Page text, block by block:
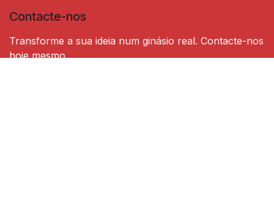
Contacte-nos
Transforme a sua ideia num ginásio real. Contacte-nos
hoje mesmo.